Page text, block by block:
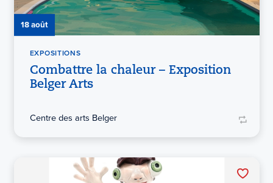
18 août
EXPOSITIONS
Combattre la chaleur – Exposition
Belger Arts
Centre des arts Belger